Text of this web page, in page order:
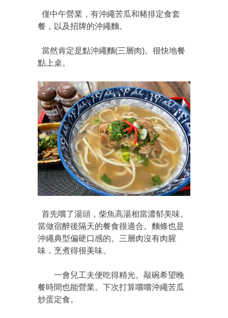
僅中午營業，有沖繩苦瓜和豬排定食套
餐，以及招牌的沖繩麵。
當然肯定是點沖繩麵(三層肉)。很快地餐
點上桌。
首先嚐了湯頭，柴魚高湯相當濃郁美味。
當做宿醉後隔天的餐食很適合。麵條也是
沖繩典型偏硬口感的。三層肉沒有肉腥
味，烹煮得很美味。
一會兒工夫便吃得精光。敲碗希望晚
餐時間也能營業。下次打算嚐嚐沖繩苦瓜
炒蛋定食。